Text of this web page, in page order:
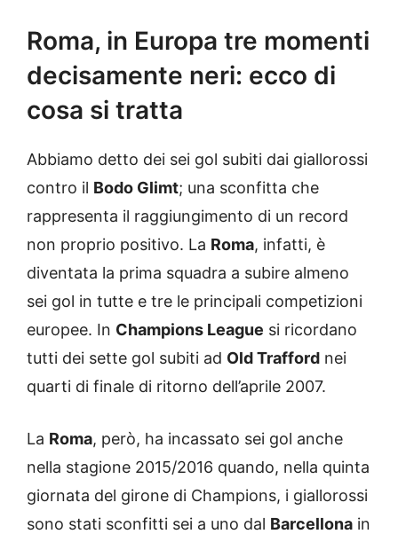
Roma, in Europa tre momenti
decisamente neri: ecco di
cosa si tratta
Abbiamo detto dei sei gol subiti dai giallorossi
contro il Bodo Glimt; una sconfitta che
rappresenta il raggiungimento di un record
non proprio positivo. La Roma, infatti, è
diventata la prima squadra a subire almeno
sei gol in tutte e tre le principali competizioni
europee. In Champions League si ricordano
tutti dei sette gol subiti ad Old Trafford nei
quarti di finale di ritorno dell’aprile 2007.
La Roma, però, ha incassato sei gol anche
nella stagione 2015/2016 quando, nella quinta
giornata del girone di Champions, i giallorossi
sono stati sconfitti sei a uno dal Barcellona in